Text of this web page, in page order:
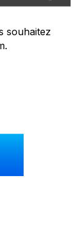
souhaitez